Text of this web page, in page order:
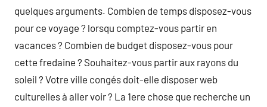
quelques arguments. Combien de temps disposez-vous
pour ce voyage ? lorsqu comptez-vous partir en
vacances ? Combien de budget disposez-vous pour
cette fredaine ? Souhaitez-vous partir aux rayons du
soleil ? Votre ville congés doit-elle disposer web
culturelles à aller voir ? La 1ere chose que recherche un